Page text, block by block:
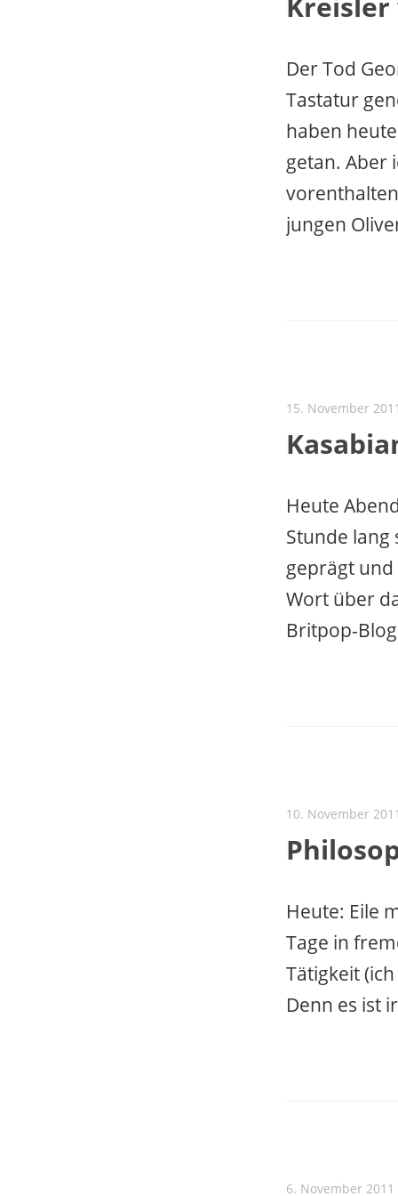
Der Tod
Tastatur
haben
getan. Aber
jungen
15. November
Heute
Stunde lang
geprägt
Wort über
Britpop-
10. November
Heute: Eile
Tage in
Tätigkeit
Denn es ist
6. November